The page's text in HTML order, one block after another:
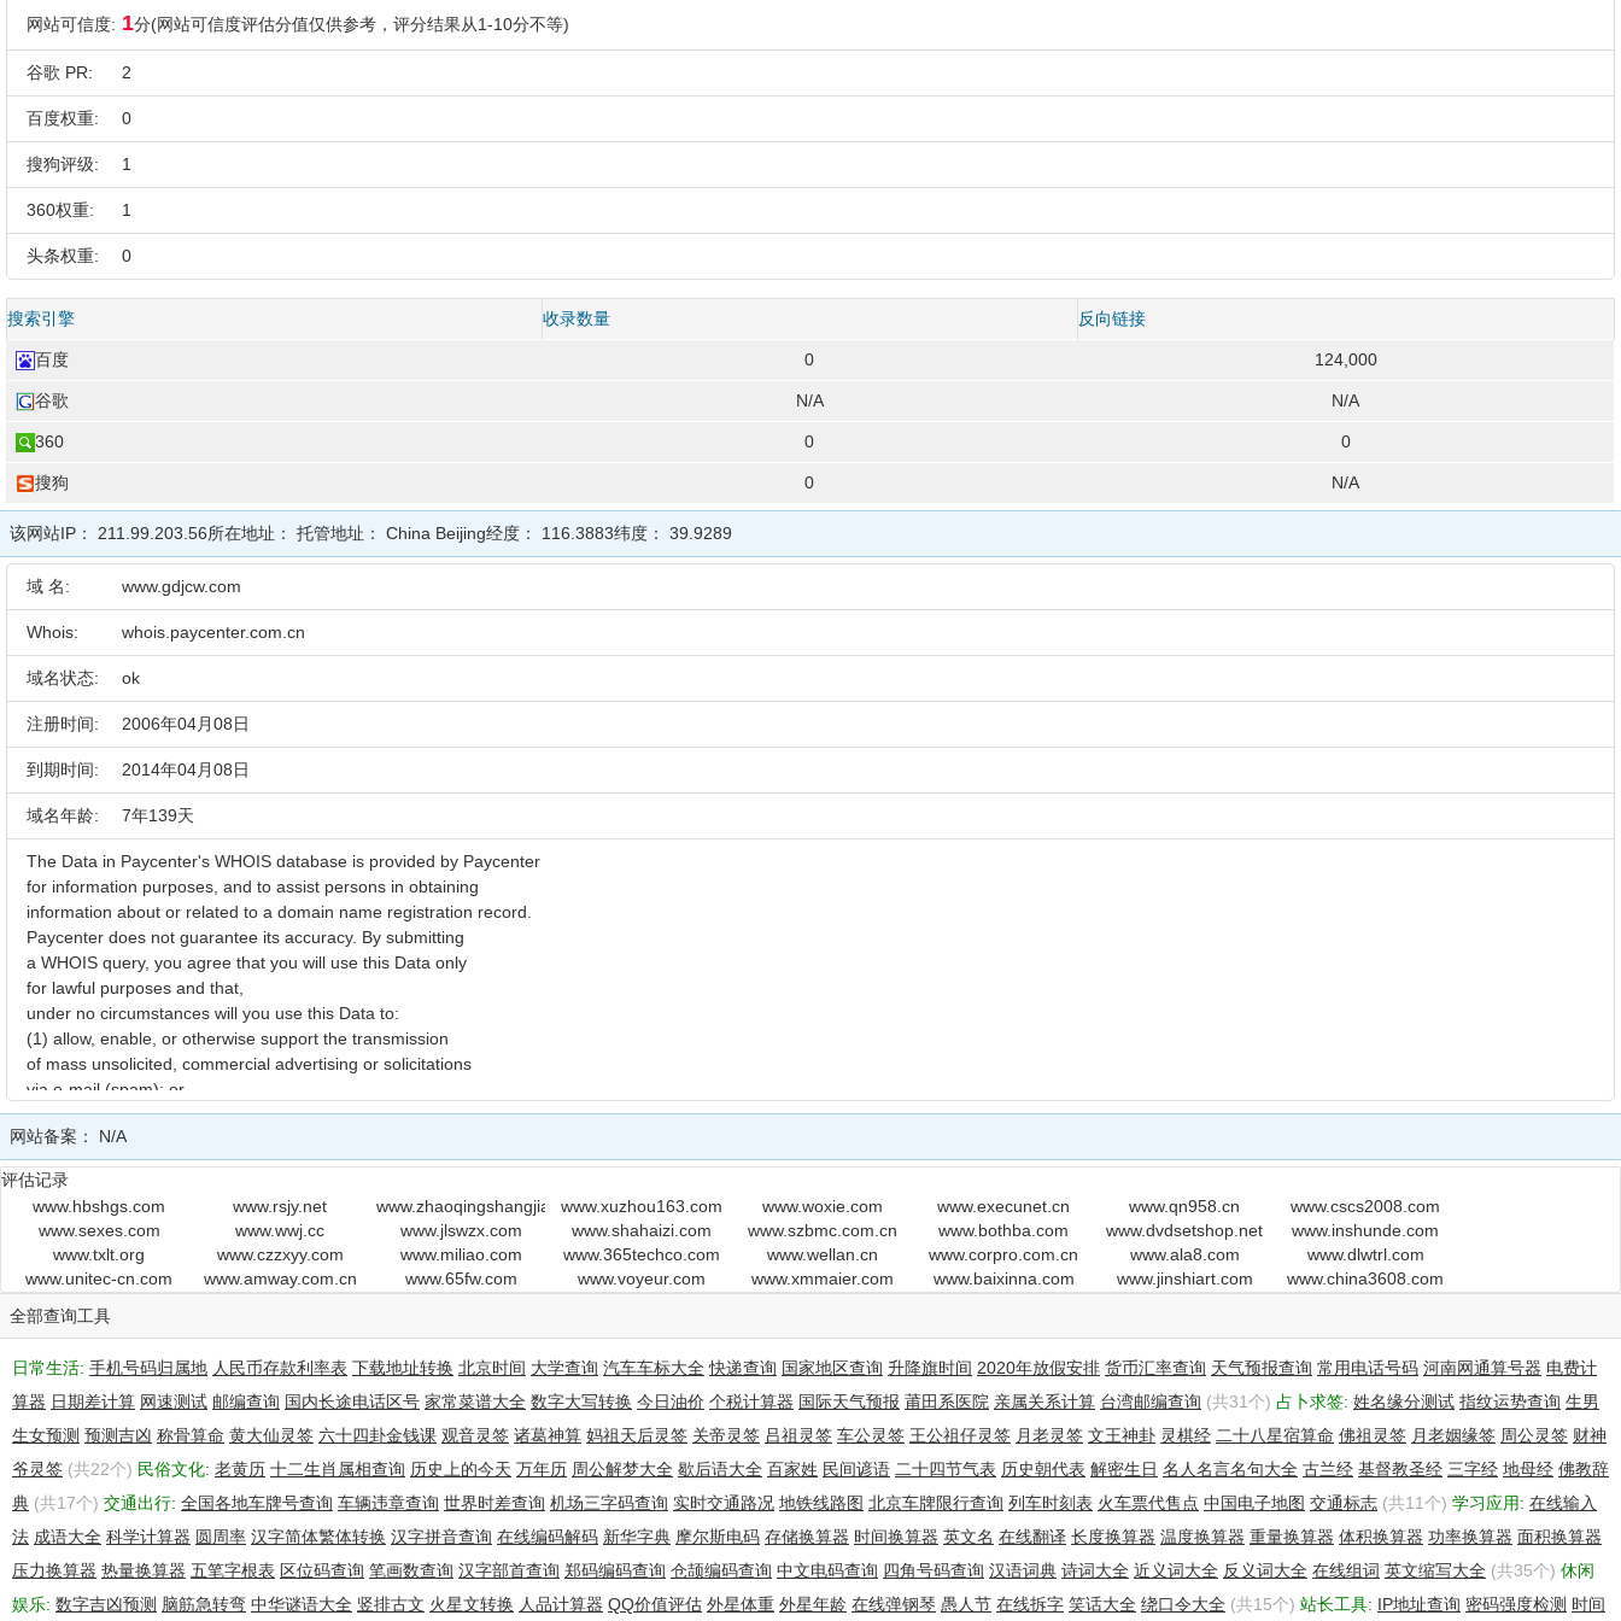
网站可信度: 1分(网站可信度评估分值仅供参考，评分结果从1-10分不等)
谷歌 PR: 2
百度权重: 0
搜狗评级: 1
360权重: 1
头条权重: 0
搜索引擎 收录数量 反向链接
百度 0 124,000
谷歌 N/A N/A
360 0 0
搜狗 0 N/A
该网站IP： 211.99.203.56所在地址： 托管地址： China Beijing经度： 116.3883纬度： 39.9289
域 名: www.gdjcw.com
Whois: whois.paycenter.com.cn
域名状态: ok
注册时间: 2006年04月08日
到期时间: 2014年04月08日
域名年龄: 7年139天
The Data in Paycenter's WHOIS database is provided by Paycenter
for information purposes, and to assist persons in obtaining
information about or related to a domain name registration record.
Paycenter does not guarantee its accuracy. By submitting
a WHOIS query, you agree that you will use this Data only
for lawful purposes and that,
under no circumstances will you use this Data to:
(1) allow, enable, or otherwise support the transmission
of mass unsolicited, commercial advertising or solicitations
via e-mail (spam); or
(2) enable high volume, automated, electronic processes that
apply to Paycenter or its systems.
Paycenter reserves the right to modify these terms at any time.
By submitting this query, you agree to abide by this policy.!!
Domain Name : gdjcw.com
PunnyCode : gdjcw.com
Creation Date : 2006-04-08 00:00:00
Updated Date : 2013-04-12 20:08:25
Expiration Date : 2014-04-08 00:00:00
Organization : guangzhoushiwenkejisuanjiwangluokejiyouxiangongsi
Name :
Address : haizhuqubaogangdadao
Province/State : Guangdong
Country : China
Postal Code : 510240
网站备案： N/A
评估记录
www.hbshgs.com
www.rsjy.net www.zhaoqingshangjia.comwww.xuzhou163.com www.woxie.com www.execunet.cn www.qn958.cn
www.cscs2008.com
www.sexes.com
www.wwj.cc www.jlswzx.com www.shahaizi.com www.szbmc.com.cn www.bothba.com www.dvdsetshop.net
www.inshunde.com
www.txlt.org
www.czzxyy.com www.miliao.com www.365techco.com www.wellan.cn www.corpro.com.cn www.ala8.com
www.dlwtrl.com
www.unitec-cn.com
www.amway.com.cn www.65fw.com www.voyeur.com www.xmmaier.com www.baixinna.com www.jinshiart.com
www.china3608.com
全部查询工具
日常生活: 手机号码归属地 人民币存款利率表 下载地址转换 北京时间 大学查询 汽车车标大全 快递查询 国家地区查询 升降旗时间 2020年放假安排 货币汇率查询 天气预报查询 常用电话号码 河南网通算号器 电费计
算器 日期差计算 网速测试 邮编查询 国内长途电话区号 家常菜谱大全 数字大写转换 今日油价 个税计算器 国际天气预报 莆田系医院 亲属关系计算 台湾邮编查询 (共31个) 占卜求签: 姓名缘分测试 指纹运势查询 生男
生女预测 预测吉凶 称骨算命 黄大仙灵签 六十四卦金钱课 观音灵签 诸葛神算 妈祖天后灵签 关帝灵签 吕祖灵签 车公灵签 王公祖仔灵签 月老灵签 文王神卦 灵棋经 二十八星宿算命 佛祖灵签 月老姻缘签 周公灵签 财神
爷灵签 (共22个) 民俗文化: 老黄历 十二生肖属相查询 历史上的今天 万年历 周公解梦大全 歇后语大全 百家姓 民间谚语 二十四节气表 历史朝代表 解密生日 名人名言名句大全 古兰经 基督教圣经 三字经 地母经 佛教辞
典 (共17个) 交通出行: 全国各地车牌号查询 车辆违章查询 世界时差查询 机场三字码查询 实时交通路况 地铁线路图 北京车牌限行查询 列车时刻表 火车票代售点 中国电子地图 交通标志 (共11个) 学习应用: 在线输入
法 成语大全 科学计算器 圆周率 汉字简体繁体转换 汉字拼音查询 在线编码解码 新华字典 摩尔斯电码 存储换算器 时间换算器 英文名 在线翻译 长度换算器 温度换算器 重量换算器 体积换算器 功率换算器 面积换算器
压力换算器 热量换算器 五笔字根表 区位码查询 笔画数查询 汉字部首查询 郑码编码查询 仓颉编码查询 中文电码查询 四角号码查询 汉语词典 诗词大全 近义词大全 反义词大全 在线组词 英文缩写大全 (共35个) 休闲
娱乐: 数字吉凶预测 脑筋急转弯 中华谜语大全 竖排古文 火星文转换 人品计算器 QQ价值评估 外星体重 外星年龄 在线弹钢琴 愚人节 在线拆字 笑话大全 绕口令大全 (共15个) 站长工具: IP地址查询 密码强度检测 时间